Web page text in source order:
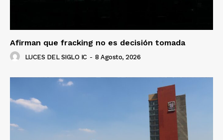
Afirman que fracking no es decisión tomada
LUCES DEL SIGLO IC - 8 Agosto, 2026